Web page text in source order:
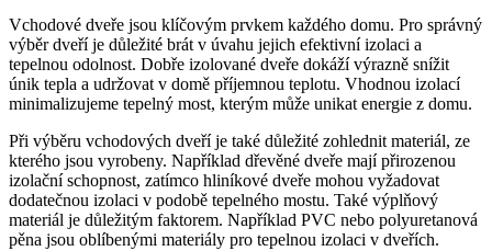
Vchodové dveře jsou klíčovým prvkem každého domu. Pro správný
výběr dveří je důležité brát v úvahu jejich efektivní izolaci a
tepelnou odolnost. Dobře izolované dveře dokáží výrazně snížit
únik tepla a udržovat v domě příjemnou teplotu. Vhodnou izolací
minimalizujeme tepelný most, kterým může unikat energie z domu.
Při výběru vchodových dveří je také důležité zohlednit materiál, ze
kterého jsou vyrobeny. Například dřevěné dveře mají přirozenou
izolační schopnost, zatímco hliníkové dveře mohou vyžadovat
dodatečnou izolaci v podobě tepelného mostu. Také výplňový
materiál je důležitým faktorem. Například PVC nebo polyuretanová
pěna jsou oblíbenými materiály pro tepelnou izolaci v dveřích.